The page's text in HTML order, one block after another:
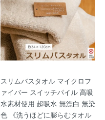
スリムバスタオル マイクロフ
ァイバー スイッチパイル 高吸
水素材使用 超吸水 無漂白 無染
色 《洗うほどに膨らむタオル